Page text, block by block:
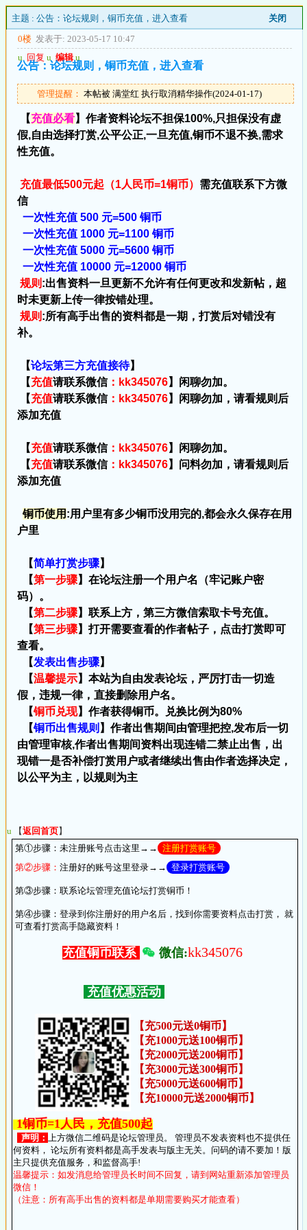
主题 : 公告：论坛规则，铜币充值，进入查看
关闭
0楼 发表于: 2023-05-17 10:47
u 回复 u 编辑 u
公告：论坛规则，铜币充值，进入查看
管理提醒： 本帖被 满堂红 执行取消精华操作(2024-01-17)
【充值必看】作者资料论坛不担保100%,只担保没有虚
假,自由选择打赏,公平公正,一旦充值,铜币不退不换,需求
性充值。
充值最低500元起（1人民币=1铜币） 需充值联系下方微
信
一次性充值 500 元=500 铜币
一次性充值 1000 元=1100 铜币
一次性充值 5000 元=5600 铜币
一次性充值 10000 元=12000 铜币
规则 :出售资料一旦更新不允许有任何更改和发新帖，超
时未更新上传一律按错处理。
规则 :所有高手出售的资料都是一期，打赏后对错没有
补。
【论坛第三方充值接待】
【充值请联系微信：kk345076】闲聊勿加。
【充值请联系微信：kk345076】闲聊勿加，请看规则后
添加充值
【充值请联系微信：kk345076】闲聊勿加。
【充值请联系微信：kk345076】问料勿加，请看规则后
添加充值
铜币使用 :用户里有多少铜币没用完的,都会永久保存在用
户里
【简单打赏步骤】
【第一步骤】在论坛注册一个用户名（牢记账户密
码）。
【第二步骤】联系上方，第三方微信索取卡号充值。
【第三步骤】打开需要查看的作者帖子，点击打赏即可
查看。
【发表出售步骤】
【温馨提示】本站为自由发表论坛，严厉打击一切造
假，违规一律，直接删除用户名。
【铜币兑现】作者获得铜币。兑换比例为80%
【铜币出售规则 】作者出售期间由管理把控,发布后一切
由管理审核,作者出售期间资料出现连错二禁止出售，出
现错一是否补偿打赏用户或者继续出售由作者选择决定，
以公平为主，以规则为主
u 【返回首页】
第①步骤： 未注册账号点击这里→→ 注册打赏账号
第②步骤： 注册好的账号这里登录→→ 登录打赏账号
第③步骤： 联系论坛管理充值论坛打赏铜币！
第④步骤： 登录到你注册好的用户名后，找到你需要资料点击打赏， 就
可查看打赏高手隐藏资料！
充值铜币联系 微信:kk345076
充值优惠活动
【充500元送0铜币】
【充1000元送100铜币】
【充2000元送200铜币】
【充3000元送300铜币】
【充5000元送600铜币】
【充10000元送2000铜币】
1铜币=1人民，充值500起
声明： 上方微信二维码是论坛管理员。 管理员不发表资料也不提供任
何资料， 论坛所有资料都是高手发表与版主无关。问码的请不要加！版
主只提供充值服务，和监督高手!
温馨提示：如发消息给管理员长时间不回复，请到网站重新添加管理员
微信！
（注意：所有高手出售的资料都是单期需要购买才能查看）